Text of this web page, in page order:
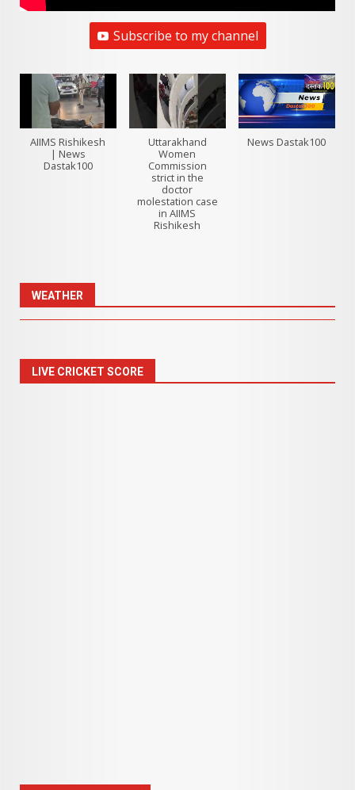
Subscribe to my channel
AIIMS Rishikesh
| News
Dastak100
Uttarakhand
Women
Commission
strict in the
doctor
molestation case
in AIIMS
Rishikesh
News Dastak100
WEATHER
LIVE CRICKET SCORE